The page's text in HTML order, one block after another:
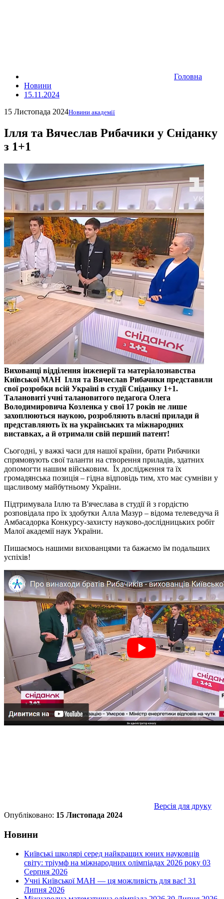
Головна
Новини
15.11.2024
15 Листопада 2024Новини академії
Ілля та Вячеслав Рибачики у Сніданку
з 1+1
Вихованці відділення інженерії та матеріалознавства
Київської МАН Ілля та Вячеслав Рибачики представили
свої розробки всій Україні в студії Сніданку 1+1.
Талановиті учні талановитого педагога Олега
Володимировича Козленка у свої 17 років не лише
захоплюються наукою, розробляють власні прилади й
представляють їх на українських та міжнародних
виставках, а й отримали свій перший патент!
Сьогодні, у важкі часи для нашої країни, брати Рибачики
спрямовують свої таланти на створення приладів, здатних
допомогти нашим військовим. Їх дослідження та їх
громадянська позиція ‒ гідна відповідь тим, хто має сумніви у
щасливому майбутньому України.
Підтримувала Іллю та В'ячеслава в студії й з гордістю
розповідала про їх здобутки Алла Мазур ‒ відома телеведуча й
Амбасадорка Конкурсу-захисту науково-дослідницьких робіт
Малої академії наук України.
Пишаємось нашими вихованцями та бажаємо їм подальших
успіхів!
Версія для друку
Опубліковано: 15 Листопада 2024
Новини
Київські школярі серед найкращих юних науковців
світу: тріумф на міжнародних олімпіадах 2026 року 03
Серпня 2026
Учні Київської МАН — ця можливість для вас! 31
Липня 2026